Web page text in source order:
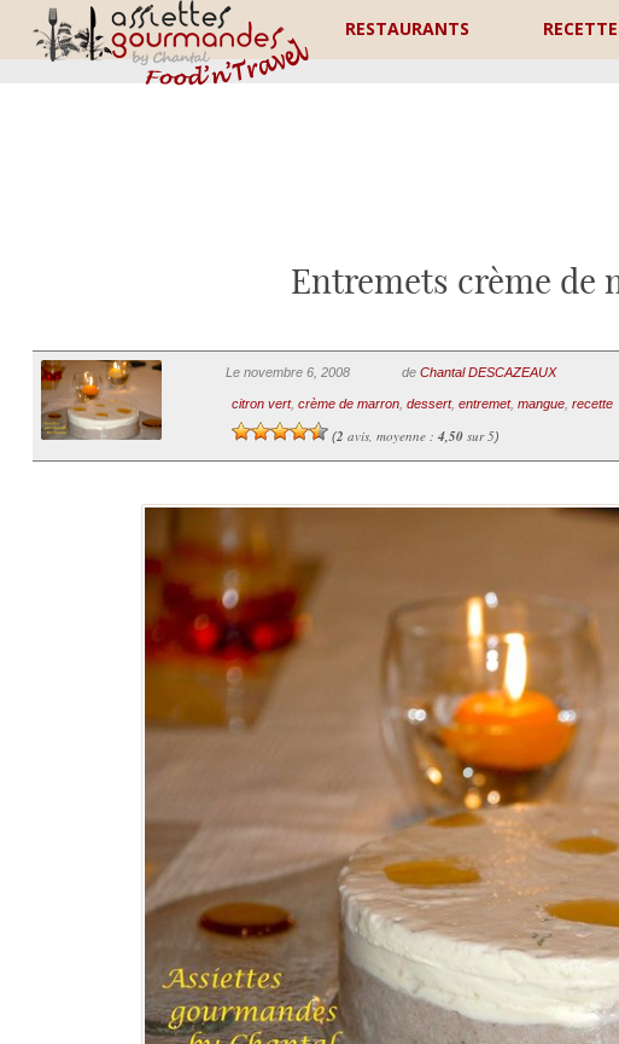
RESTAURANTS
Entremets crème de
Le novembre 6, 2008 de Chantal DESCAZEAUX
citron vert, crème de marron, dessert, entremet, mangue, recette
(2 avis, moyenne : 4,50sur 5)